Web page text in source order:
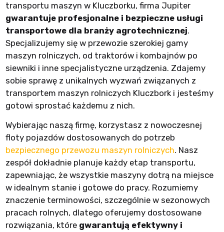
transportu maszyn w Kluczborku, firma Jupiter
gwarantuje profesjonalne i bezpieczne usługi
transportowe dla branży agrotechnicznej.
Specjalizujemy się w przewozie szerokiej gamy
maszyn rolniczych, od traktorów i kombajnów po
siewniki i inne specjalistyczne urządzenia. Zdajemy
sobie sprawę z unikalnych wyzwań związanych z
transportem maszyn rolniczych Kluczbork i jesteśmy
gotowi sprostać każdemu z nich.
Wybierając naszą firmę, korzystasz z nowoczesnej
floty pojazdów dostosowanych do potrzeb
bezpiecznego przewozu maszyn rolniczych. Nasz
zespół dokładnie planuje każdy etap transportu,
zapewniając, że wszystkie maszyny dotrą na miejsce
w idealnym stanie i gotowe do pracy. Rozumiemy
znaczenie terminowości, szczególnie w sezonowych
pracach rolnych, dlatego oferujemy dostosowane
rozwiązania, któregwarantują efektywny i